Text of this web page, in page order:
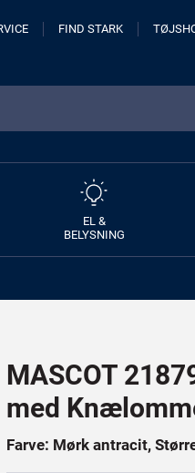
FIND STARK
EL &
BELYSNING
MASCOT
med
Farve: Mørk antracit,